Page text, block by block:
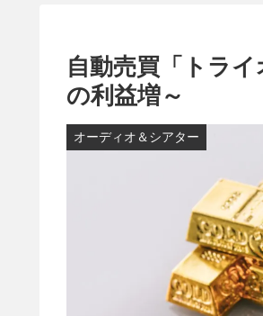
自動売買「トラ
の利益増～
オーディオ＆シアター